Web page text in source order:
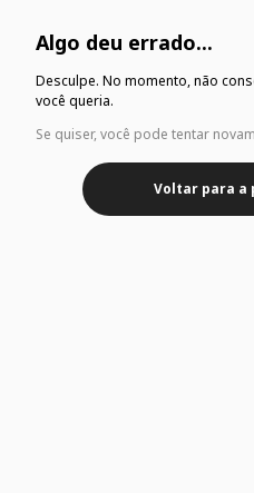
Algo deu errado...
Desculpe. No momento, não
você queria.
Se quiser, você pode tentar
Voltar para a